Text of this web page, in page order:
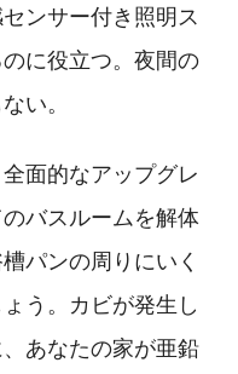
ンサー付き照明ス
に役立つ。夜間の
い。
面的なアップグレ
バスルームを解体
パンの周りにいく
う。カビが発生し
あなたの家が亜鉛